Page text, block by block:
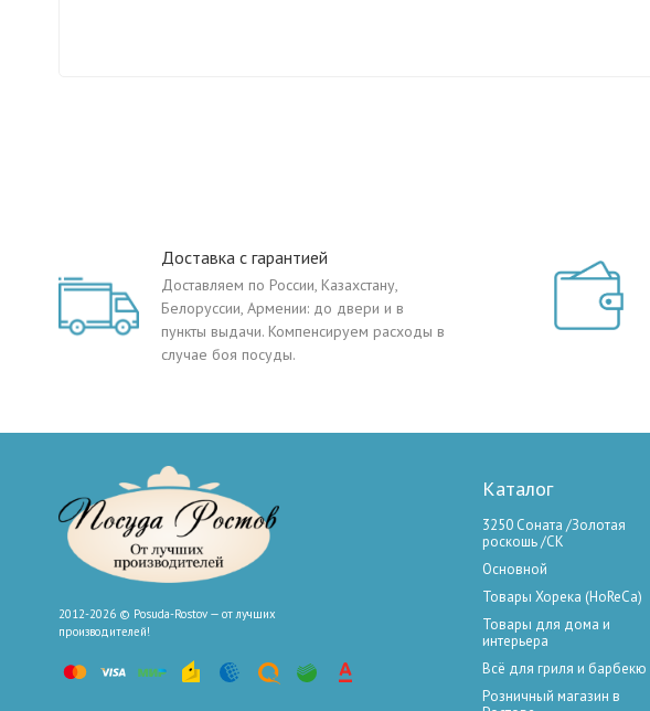
Доставка с гарантией
Доставляем по России, Казахстану,
Белоруссии, Армении: до двери и в
пункты выдачи. Компенсируем расходы в
случае боя посуды.
2012-2026 © Posuda-Rostov — от лучших
производителей!
Каталог
3250 Соната /Золотая
роскошь /СК
Основной
Товары Хорека (HoReCa)
Товары для дома и
интерьера
Всё для гриля и барбекю
Розничный магазин в